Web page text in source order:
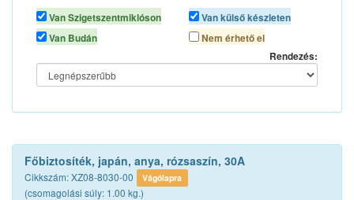
N/A
Van Szigetszentmiklóson
Van Budán
Van külső készleten
Nem érhető el
Rendezés:
Főbiztosíték, japán, anya, rózsaszín, 30A
Cikkszám: XZ08-8030-00 Vágólapra
(csomagolási súly: 1.00 kg.)